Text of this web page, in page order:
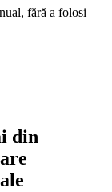
fără a folosi
din